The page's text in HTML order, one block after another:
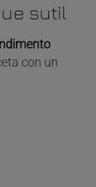
sutil
con un